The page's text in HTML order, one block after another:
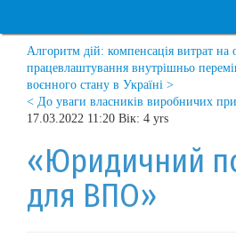
Алгоритм дій: компенсація витрат на
працевлаштування внутрішньо
воєнного стану в Україні >
< До уваги власників виробничих
17.03.2022 11:20 Вік: 4 yrs
«Юридичний
для ВПО»